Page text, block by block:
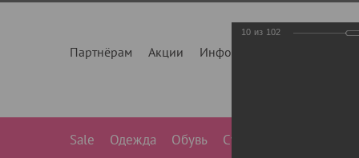
Партнёрам Акции Инфо
Sale Одежда Обувь Сумки
10 из 102